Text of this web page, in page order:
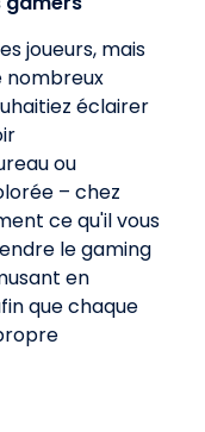
joueurs, mais
nombreux
éclairer
ou
– chez
ce qu'il vous
le gaming
en
que chaque